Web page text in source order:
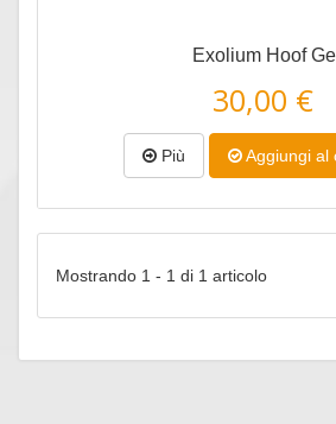
Exolium Hoof Gel
30,00 €
Più Aggiungi al
Mostrando 1 - 1 di 1 articolo